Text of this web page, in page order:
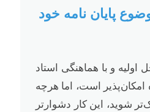
پایان نامه خود
اولیه و با هماهنگی استاد
است، اما هرچه
شوید، این کار دشوارتر